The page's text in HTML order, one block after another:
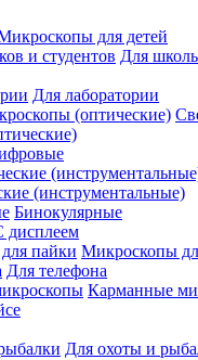
для детей
Для
Для лаборатории
(инструментальные)
Бинокулярные
дисплеем
Микроскопы
Для телефона
Карманные
Для охоты и